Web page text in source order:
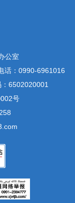
健康宣
生相
卫生
。
进一步
申请
，规
，建
记、
公开
公室
话：0990-6961016
6502020001
号